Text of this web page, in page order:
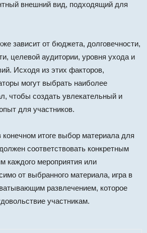
внешний вид, подходящий для
зависит от бюджета, долговечности,
целевой аудитории, уровня ухода и
Исходя из этих факторов,
могут выбрать наиболее
чтобы создать увлекательный и
для участников.
итоге выбор материала для
соответствовать конкретным
каждого мероприятия или
от выбранного материала, игра в
развлечением, которое
участникам.